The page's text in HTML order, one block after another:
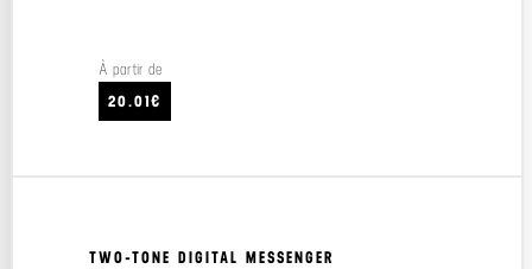
À partir de
20.01€
TWO-TONE DIGITAL MESSENGER